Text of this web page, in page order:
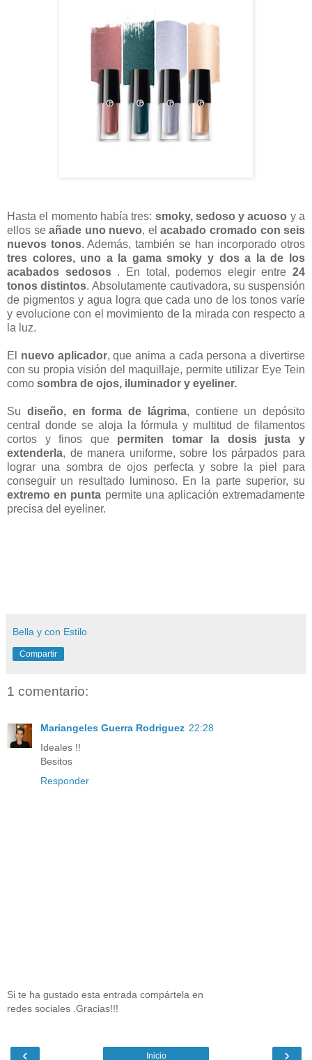
Hasta el momento había tres: smoky, sedoso y acuoso y a
ellos seañade uno nuevo, elacabado cromado con seis
nuevos tonos. Además, también se han incorporado otros
tres colores, uno a la gama smoky y dos a la de los
acabados sedosos . En total, podemos elegir entre 24
tonos distintos. Absolutamente cautivadora, su suspensión
de pigmentos y agua logra que cada uno de los tonos varíe
y evolucione con el movimiento de la mirada con respecto a
la luz.
El nuevo aplicador, que anima a cada persona a divertirse
con su propia visión del maquillaje, permite utilizar Eye Tein
como sombra de ojos, iluminador y eyeliner.
Su diseño, en forma de lágrima, contiene un depósito
central donde se aloja la fórmula y multitud de filamentos
cortos y finos que permiten tomar la dosis justa y
extenderla, de manera uniforme, sobre los párpados para
lograr una sombra de ojos perfecta y sobre la piel para
conseguir un resultado luminoso. En la parte superior, su
extremo en punta permite una aplicación extremadamente
precisa del eyeliner.
Bella y con Estilo
Compartir
1 comentario:
Mariangeles Guerra Rodriguez 22:28
Ideales !!
Besitos
Responder
Si te ha gustado esta entrada compártela en
redes sociales .Gracias!!!
‹ ›
Inicio